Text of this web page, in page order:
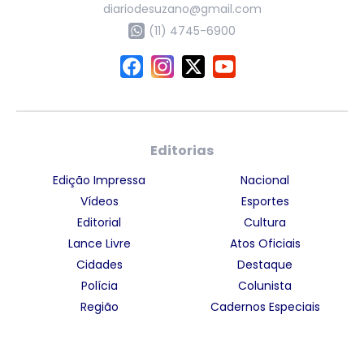
diariodesuzano@gmail.com
(11) 4745-6900
Editorias
Edição Impressa
Vídeos
Editorial
Lance Livre
Cidades
Polícia
Região
Nacional
Esportes
Cultura
Atos Oficiais
Destaque
Colunista
Cadernos Especiais